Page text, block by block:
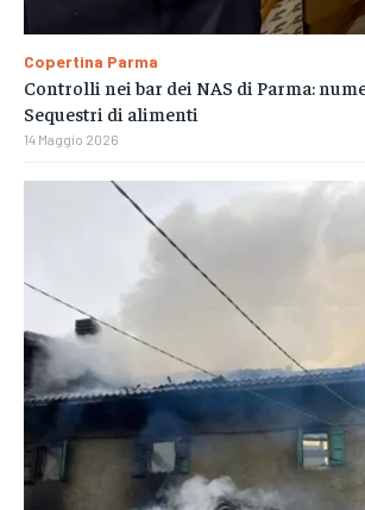
Copertina Parma
Controlli nei bar dei NAS di Parma:
Sequestri di alimenti
14 Maggio 2026